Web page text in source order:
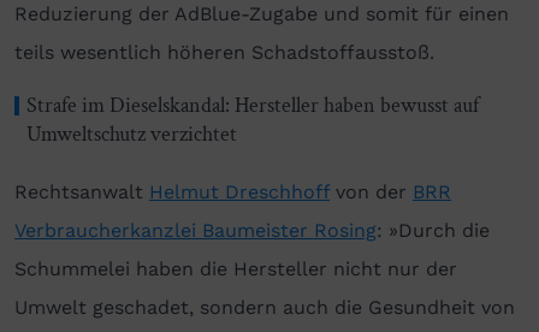
Reduzierung der AdBlue-Zugabe und somit für einen
teils wesentlich höheren Schadstoffausstoß.
Strafe im Dieselskandal: Hersteller haben bewusst auf
Umweltschutz verzichtet
Rechtsanwalt Helmut Dreschhoffvon der BRR
Verbraucherkanzlei Baumeister Rosing: »Durch die
Schummelei haben die Hersteller nicht nur der
Umwelt geschadet, sondern auch die Gesundheit von